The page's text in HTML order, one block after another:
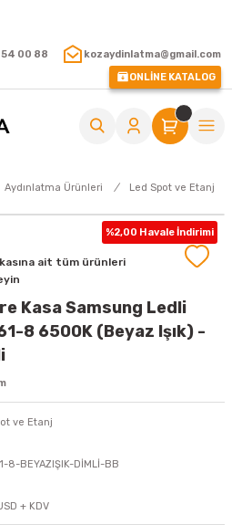
00 88
kozaydinlatma@gmail.com
ONLİNE KATALOG
Aydınlatma Ürünleri Led Spot ve Etanj
%2,00 Havale İndirimi
ait tüm ürünleri
Kasa Samsung Ledli
8 6500K (Beyaz Işık) -
ve Etanj
8-BEYAZIŞIK-DİMLİ-BB
+ KDV